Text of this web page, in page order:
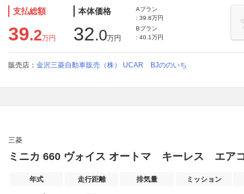
支払総額
39.2万円
本体価格
32.0万円
Aプラン
: 39.8万円
Bプラン
: 40.1万円
販売店： 金沢三菱自動車販売（株） UCAR BJののいち
三菱
ミニカ 660 ヴォイス オートマ キーレス エア
年式 走行距離 排気量 ミッション